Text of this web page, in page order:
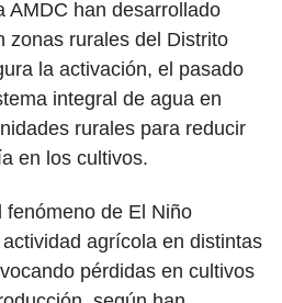
AMDC han desarrollado
zonas rurales del Distrito
la activación, el pasado
integral de agua en
rurales para reducir
en los cultivos.
de El Niño
agrícola en distintas
pérdidas en cultivos